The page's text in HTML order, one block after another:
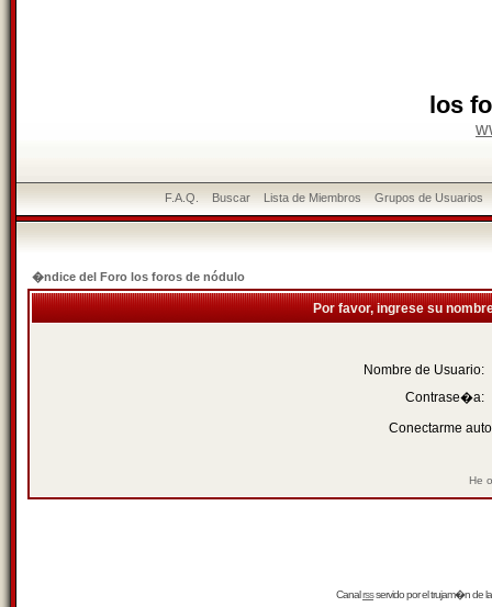
los
F.A.Q. Buscar Lista de Miembros Grupos de Usuarios
�ndice del Foro los foros de nódulo
Por favor, ingrese su
Nombre de Usuario:
Contrase�a:
Conectarme
He
Canalrssservido por eltrujam�nde